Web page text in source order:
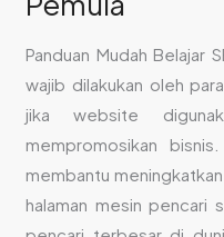
Panduan Mudah Belajar
wajib dilakukan oleh
jika website
mempromosikan
membantu
halaman mesin pencari